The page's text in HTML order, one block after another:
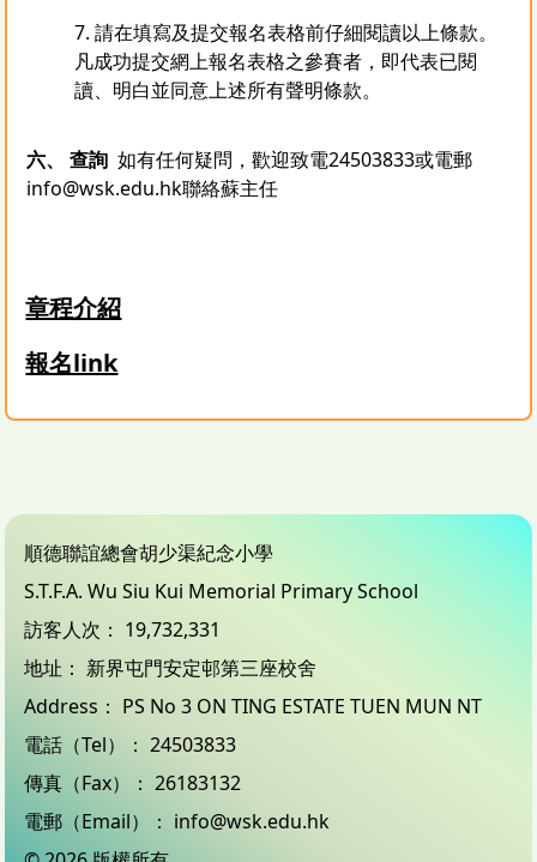
7. 請在填寫及提交報名表格前仔細閱讀以上條款。
凡成功提交網上報名表格之參賽者，即代表已閱
讀、明白並同意上述所有聲明條款。
六、 查詢 如有任何疑問，歡迎致電24503833或電郵
info@wsk.edu.hk聯絡蘇主任
章程介紹
報名link
順德聯誼總會胡少渠紀念小學
S.T.F.A. Wu Siu Kui Memorial Primary School
訪客人次： 19,732,331
地址： 新界屯門安定邨第三座校舍
Address： PS No 3 ON TING ESTATE TUEN MUN NT
電話（Tel）： 24503833
傳真（Fax）： 26183132
電郵（Email）： info@wsk.edu.hk